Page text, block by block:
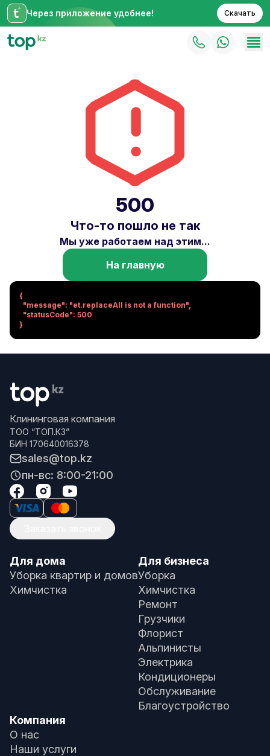
Через приложение удобнее! Скачать
500
Что-то пошло не так
Мы уже работаем над этим...
На главную
{
}
Клининговая компания
ТОО “ТОП.КЗ”
БИН 170640016378
sales@top.kz
пн-вс: 8:00-21:00
Для дома
Уборка квартир и домов
Химчистка
Для бизнеса
Уборка
Химчистка
Ремонт
Грузчики
Флорист
Альпинисты
Электрика
Кондиционеры
Обслуживание
Благоустройство
Компания
О нас
Наши услуги